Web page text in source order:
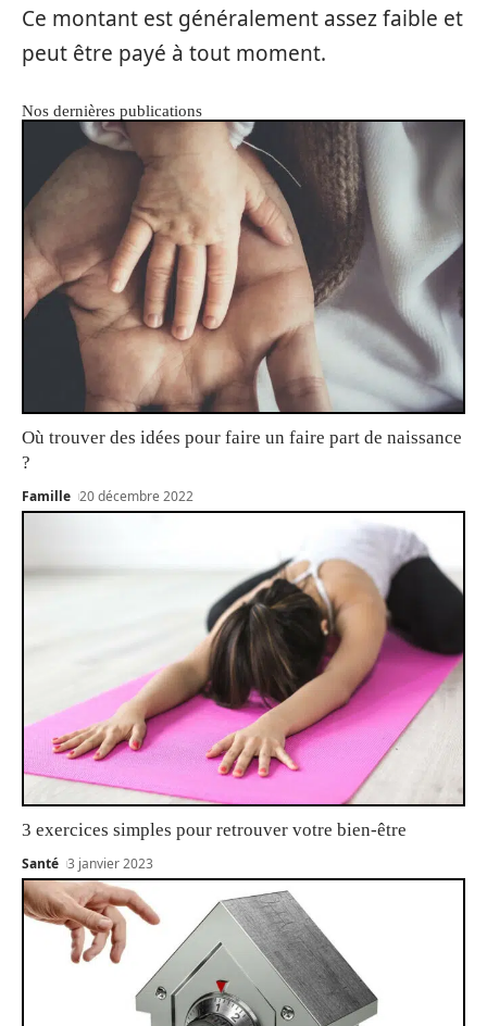
Ce montant est généralement assez faible et
peut être payé à tout moment.
Nos dernières publications
Où trouver des idées pour faire un faire part de naissance
?
Famille 20 décembre 2022
3 exercices simples pour retrouver votre bien-être
Santé 3 janvier 2023